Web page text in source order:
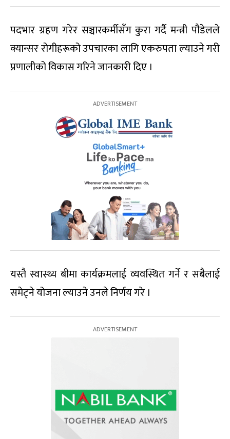
पदभार ग्रहण गरेर सञ्चारकर्मीसँग कुरा गर्दै मन्त्री पौडेलले
क्यान्सर रोगीहरूको उपचारका लागि एकरुपता ल्याउने गरी
प्रणालीको विकास गरिने जानकारी दिए ।
यस्तै स्वास्थ्य बीमा कार्यक्रमलाई व्यवस्थित गर्ने र सबैलाई
समेट्ने योजना ल्याउने उनले निर्णय गरे ।